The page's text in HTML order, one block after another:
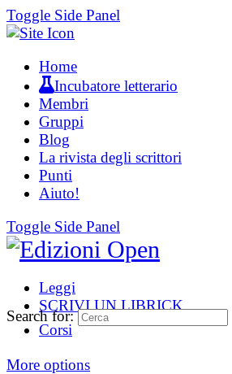
Toggle Side Panel
Home
Incubatore letterario
Membri
Gruppi
Blog
La rivista degli scrittori
Punti
Aiuto!
Toggle Side Panel
Leggi
SCRIVI UN LIBRICK
Corsi
More options
Search for: